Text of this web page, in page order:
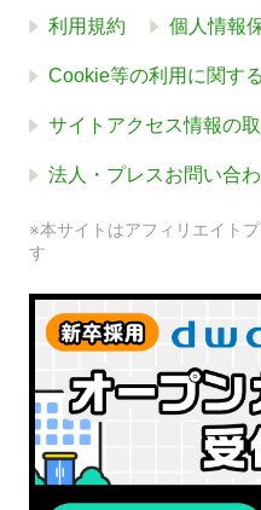
利用規約 個人情報
Cookie等の利用に関す
サイトアクセス情報の
法人・プレスお問い合
※本サイトはアフィリエイト
す